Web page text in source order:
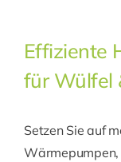
Unternehmen
Karriere
Effiziente
für Wülfel
Setzen Sie auf
Wärmepumpen,